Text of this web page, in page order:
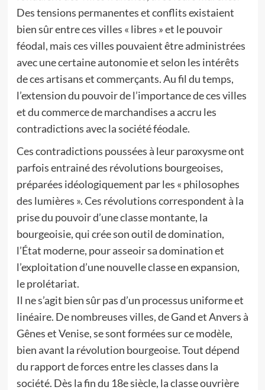
Des tensions permanentes et conflits existaient
bien sûr entre ces villes « libres » et le pouvoir
féodal, mais ces villes pouvaient être administrées
avec une certaine autonomie et selon les intérêts
de ces artisans et commerçants. Au fil du temps,
l’extension du pouvoir de l’importance de ces villes
et du commerce de marchandises a accru les
contradictions avec la société féodale.
Ces contradictions poussées à leur paroxysme ont
parfois entrainé des révolutions bourgeoises,
préparées idéologiquement par les « philosophes
des lumières ». Ces révolutions correspondent à la
prise du pouvoir d’une classe montante, la
bourgeoisie, qui crée son outil de domination,
l’État moderne, pour asseoir sa domination et
l’exploitation d’une nouvelle classe en expansion,
le prolétariat.
Il ne s’agit bien sûr pas d’un processus uniforme et
linéaire. De nombreuses villes, de Gand et Anvers à
Gênes et Venise, se sont formées sur ce modèle,
bien avant la révolution bourgeoise. Tout dépend
du rapport de forces entre les classes dans la
société. Dès la fin du 18e siècle, la classe ouvrière